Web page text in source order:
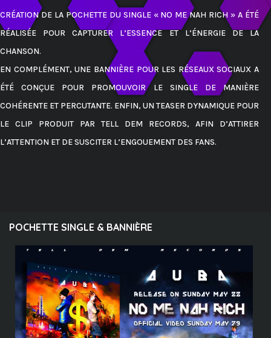
CRÉATION DE LA POCHETTE DU SINGLE « NO ME NAH RICH » A ÉTÉ
RÉALISÉE POUR CAPTURER L’ESSENCE ET L’ÉNERGIE DE LA
CHANSON.
EN COMPLÉMENT, UNE BANNIÈRE POUR LES RÉSEAUX SOCIAUX A
ÉTÉ CONÇUE POUR PROMOUVOIR LE SINGLE DE MANIÈRE
COHÉRENTE ET PERCUTANTE. ENFIN, UN TEASER DYNAMIQUE POUR
LE CLIP PRODUIT PAR TELL DEM RECORDS, AFIN D’ATTIRER
L’ATTENTION ET DE SUSCITER L’ENGOUEMENT DES FANS.
POCHETTE SINGLE & BANNIÈRE